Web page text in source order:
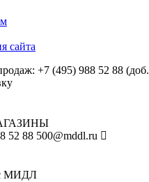
сайта
+7 (495) 988 52 88 (доб.
52 88 500@mddl.ru
МИДЛ